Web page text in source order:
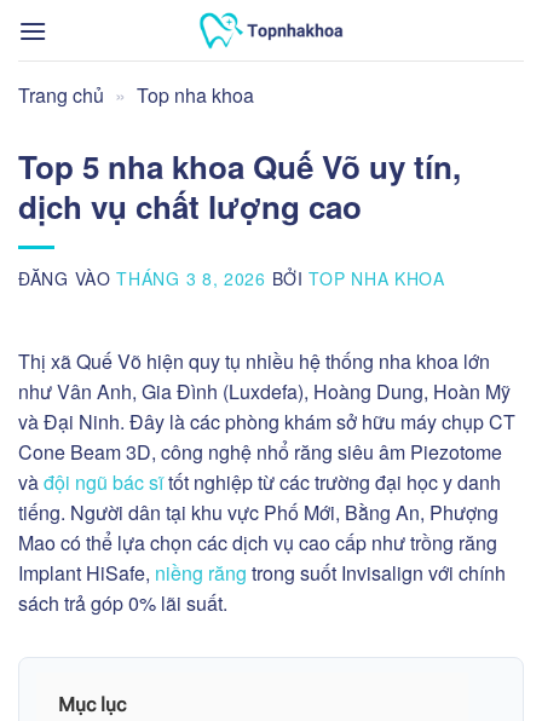
qua
dung
Trang chủ » Top nha khoa
Top 5 nha khoa Quế Võ uy tín,
dịch vụ chất lượng cao
ĐĂNG VÀOTHÁNG 3 8, 2026 BỞITOP NHA KHOA
Thị xã Quế Võ hiện quy tụ nhiều hệ thống nha khoa lớn
như Vân Anh, Gia Đình (Luxdefa), Hoàng Dung, Hoàn Mỹ
và Đại Ninh. Đây là các phòng khám sở hữu máy chụp CT
Cone Beam 3D, công nghệ nhổ răng siêu âm Piezotome
vàđội ngũ bác sĩtốt nghiệp từ các trường đại học y danh
tiếng. Người dân tại khu vực Phố Mới, Bằng An, Phượng
Mao có thể lựa chọn các dịch vụ cao cấp như trồng răng
Implant HiSafe, niềng răng trong suốt Invisalign với chính
sách trả góp 0% lãi suất.
Mục lục